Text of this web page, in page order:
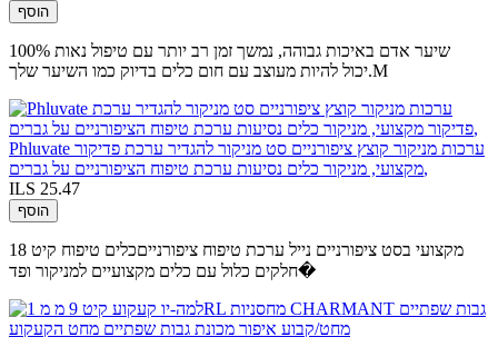
הוסף
100% שיער אדם באיכות גבוהה, נמשך זמן רב יותר עם טיפול נאות
יכול להיות מעוצב עם חום כלים בדיוק כמו השיער שלך.M
Phluvate ערכות מניקור קוצץ ציפורניים סט מניקור להגדיר ערכת פדיקור
מקצועי, מניקור כלים נסיעות ערכת טיפוח הציפורניים על גברים,
ILS 25.47
הוסף
מקצועי בסט ציפורניים נייל ערכת טיפוח ציפורנייםכלים טיפוח קיט 18
חלקים כלול עם כלים מקצועיים למניקור ופד�